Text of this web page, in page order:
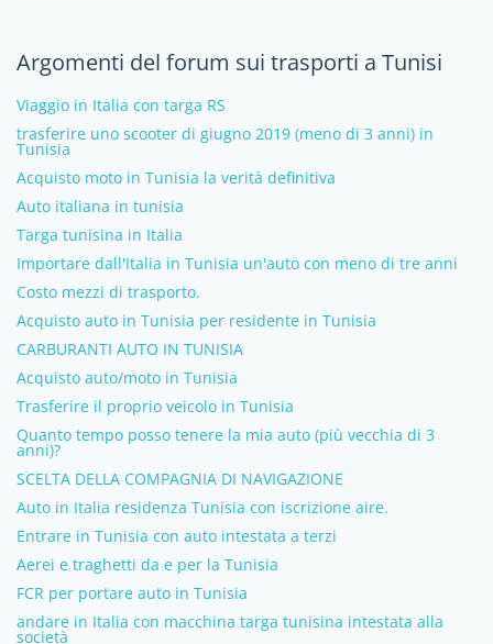
Argomenti del forum sui trasporti a Tunisi
Viaggio in Italia con targa RS
trasferire uno scooter di giugno 2019 (meno di 3 anni) in
Tunisia
Acquisto moto in Tunisia la verità definitiva
Auto italiana in tunisia
Targa tunisina in Italia
Importare dall'Italia in Tunisia un'auto con meno di tre anni
Costo mezzi di trasporto.
Acquisto auto in Tunisia per residente in Tunisia
CARBURANTI AUTO IN TUNISIA
Acquisto auto/moto in Tunisia
Trasferire il proprio veicolo in Tunisia
Quanto tempo posso tenere la mia auto (più vecchia di 3
anni)?
SCELTA DELLA COMPAGNIA DI NAVIGAZIONE
Auto in Italia residenza Tunisia con iscrizione aire.
Entrare in Tunisia con auto intestata a terzi
Aerei e traghetti da e per la Tunisia
FCR per portare auto in Tunisia
andare in Italia con macchina targa tunisina intestata alla
società